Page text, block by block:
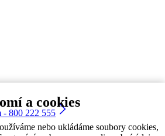
a cookies
nebo ukládáme soubory cookies,
- 800 222 555